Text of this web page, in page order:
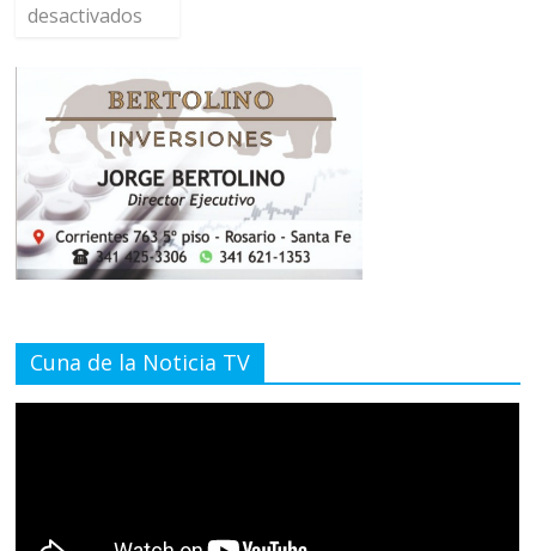
desactivados
Cuna de la Noticia TV